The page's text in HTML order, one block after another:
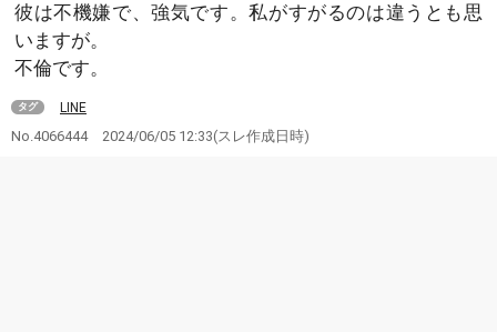
彼は不機嫌で、強気です。私がすがるのは違うとも思
いますが。
不倫です。
タグ LINE
No.4066444 2024/06/05 12:33(スレ作成日時)